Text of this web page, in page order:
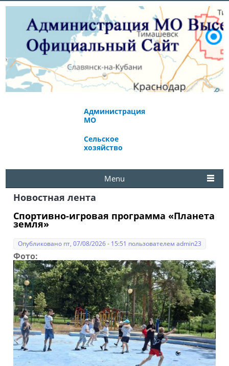
Администрация
МО
Сельское
хозяйство
Menu
Новостная лента
Спортивно-игровая программа «Планета
земля»
Опубликовано пт, 07/08/2026 - 15:51 пользователемadmin23
Фото: